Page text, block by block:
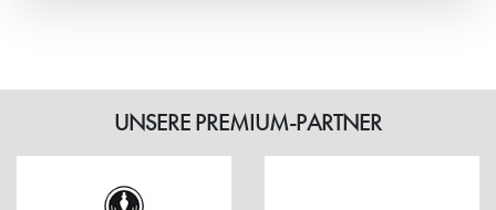
UNSERE PREMIUM-PARTNER